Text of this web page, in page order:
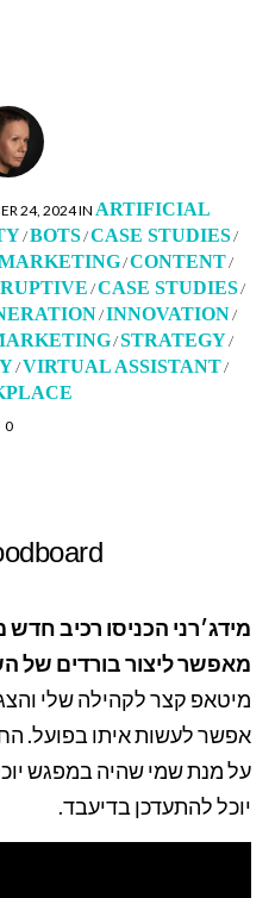
24, 2024IN POSTED
IN
ARTIFICIAL
/BOTS/CASE STUDIES/
/CONTENT/
/CASE STUDIES/
/INNOVATION/
/STRATEGY/
/VIRTUAL ASSISTANT/
0
מידג׳רני הכניסו רכיב
מאפשר ליצור בורדים של
מיטאפ קצר לקהילה שלי
אפשר לעשות איתו בפועל.
על מנת שמי שהיה במפגש
יוכל להתעדכן בדיעבד.